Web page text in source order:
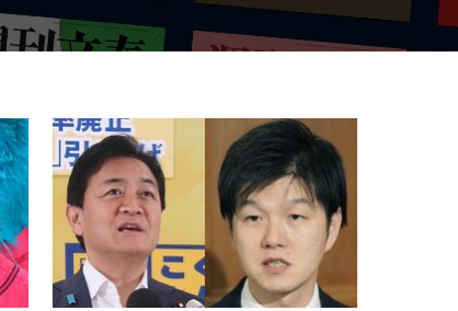
「クマが悪者扱いされているのが悲しい」『北の国から
いまさら聞けない資産運用のすべて